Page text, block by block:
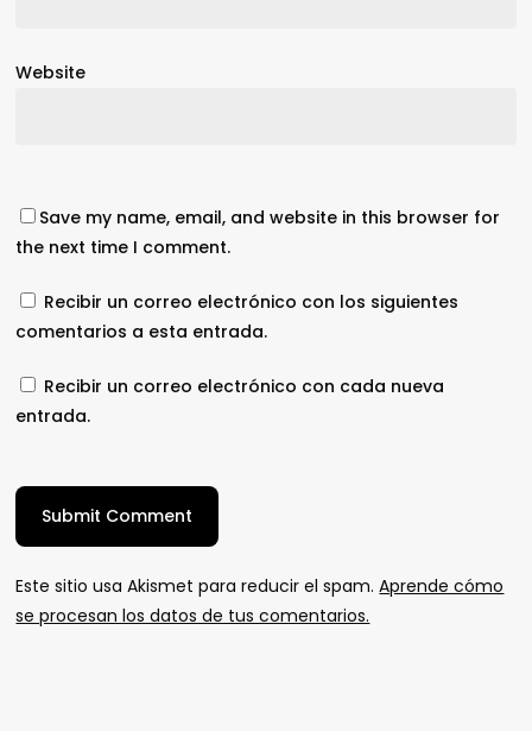
Website
Save my name, email, and website in this browser for
the next time I comment.
Recibir un correo electrónico con los siguientes
comentarios a esta entrada.
Recibir un correo electrónico con cada nueva
entrada.
Este sitio usa Akismet para reducir el spam.Aprende cómo
se procesan los datos de tus comentarios.